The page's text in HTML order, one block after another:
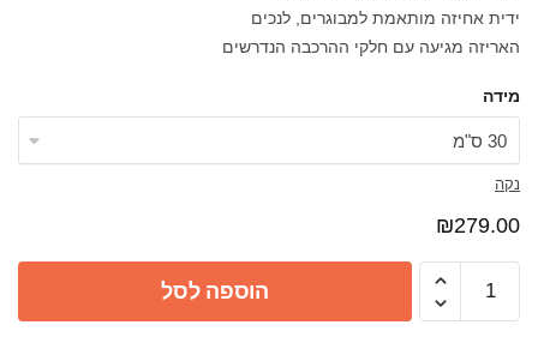
ידית אחיזה מותאמת למבוגרים, לנכים
האריזה מגיעה עם חלקי ההרכבה הנדרשים
מידה
נקה
₪279.00
הוספה לסל